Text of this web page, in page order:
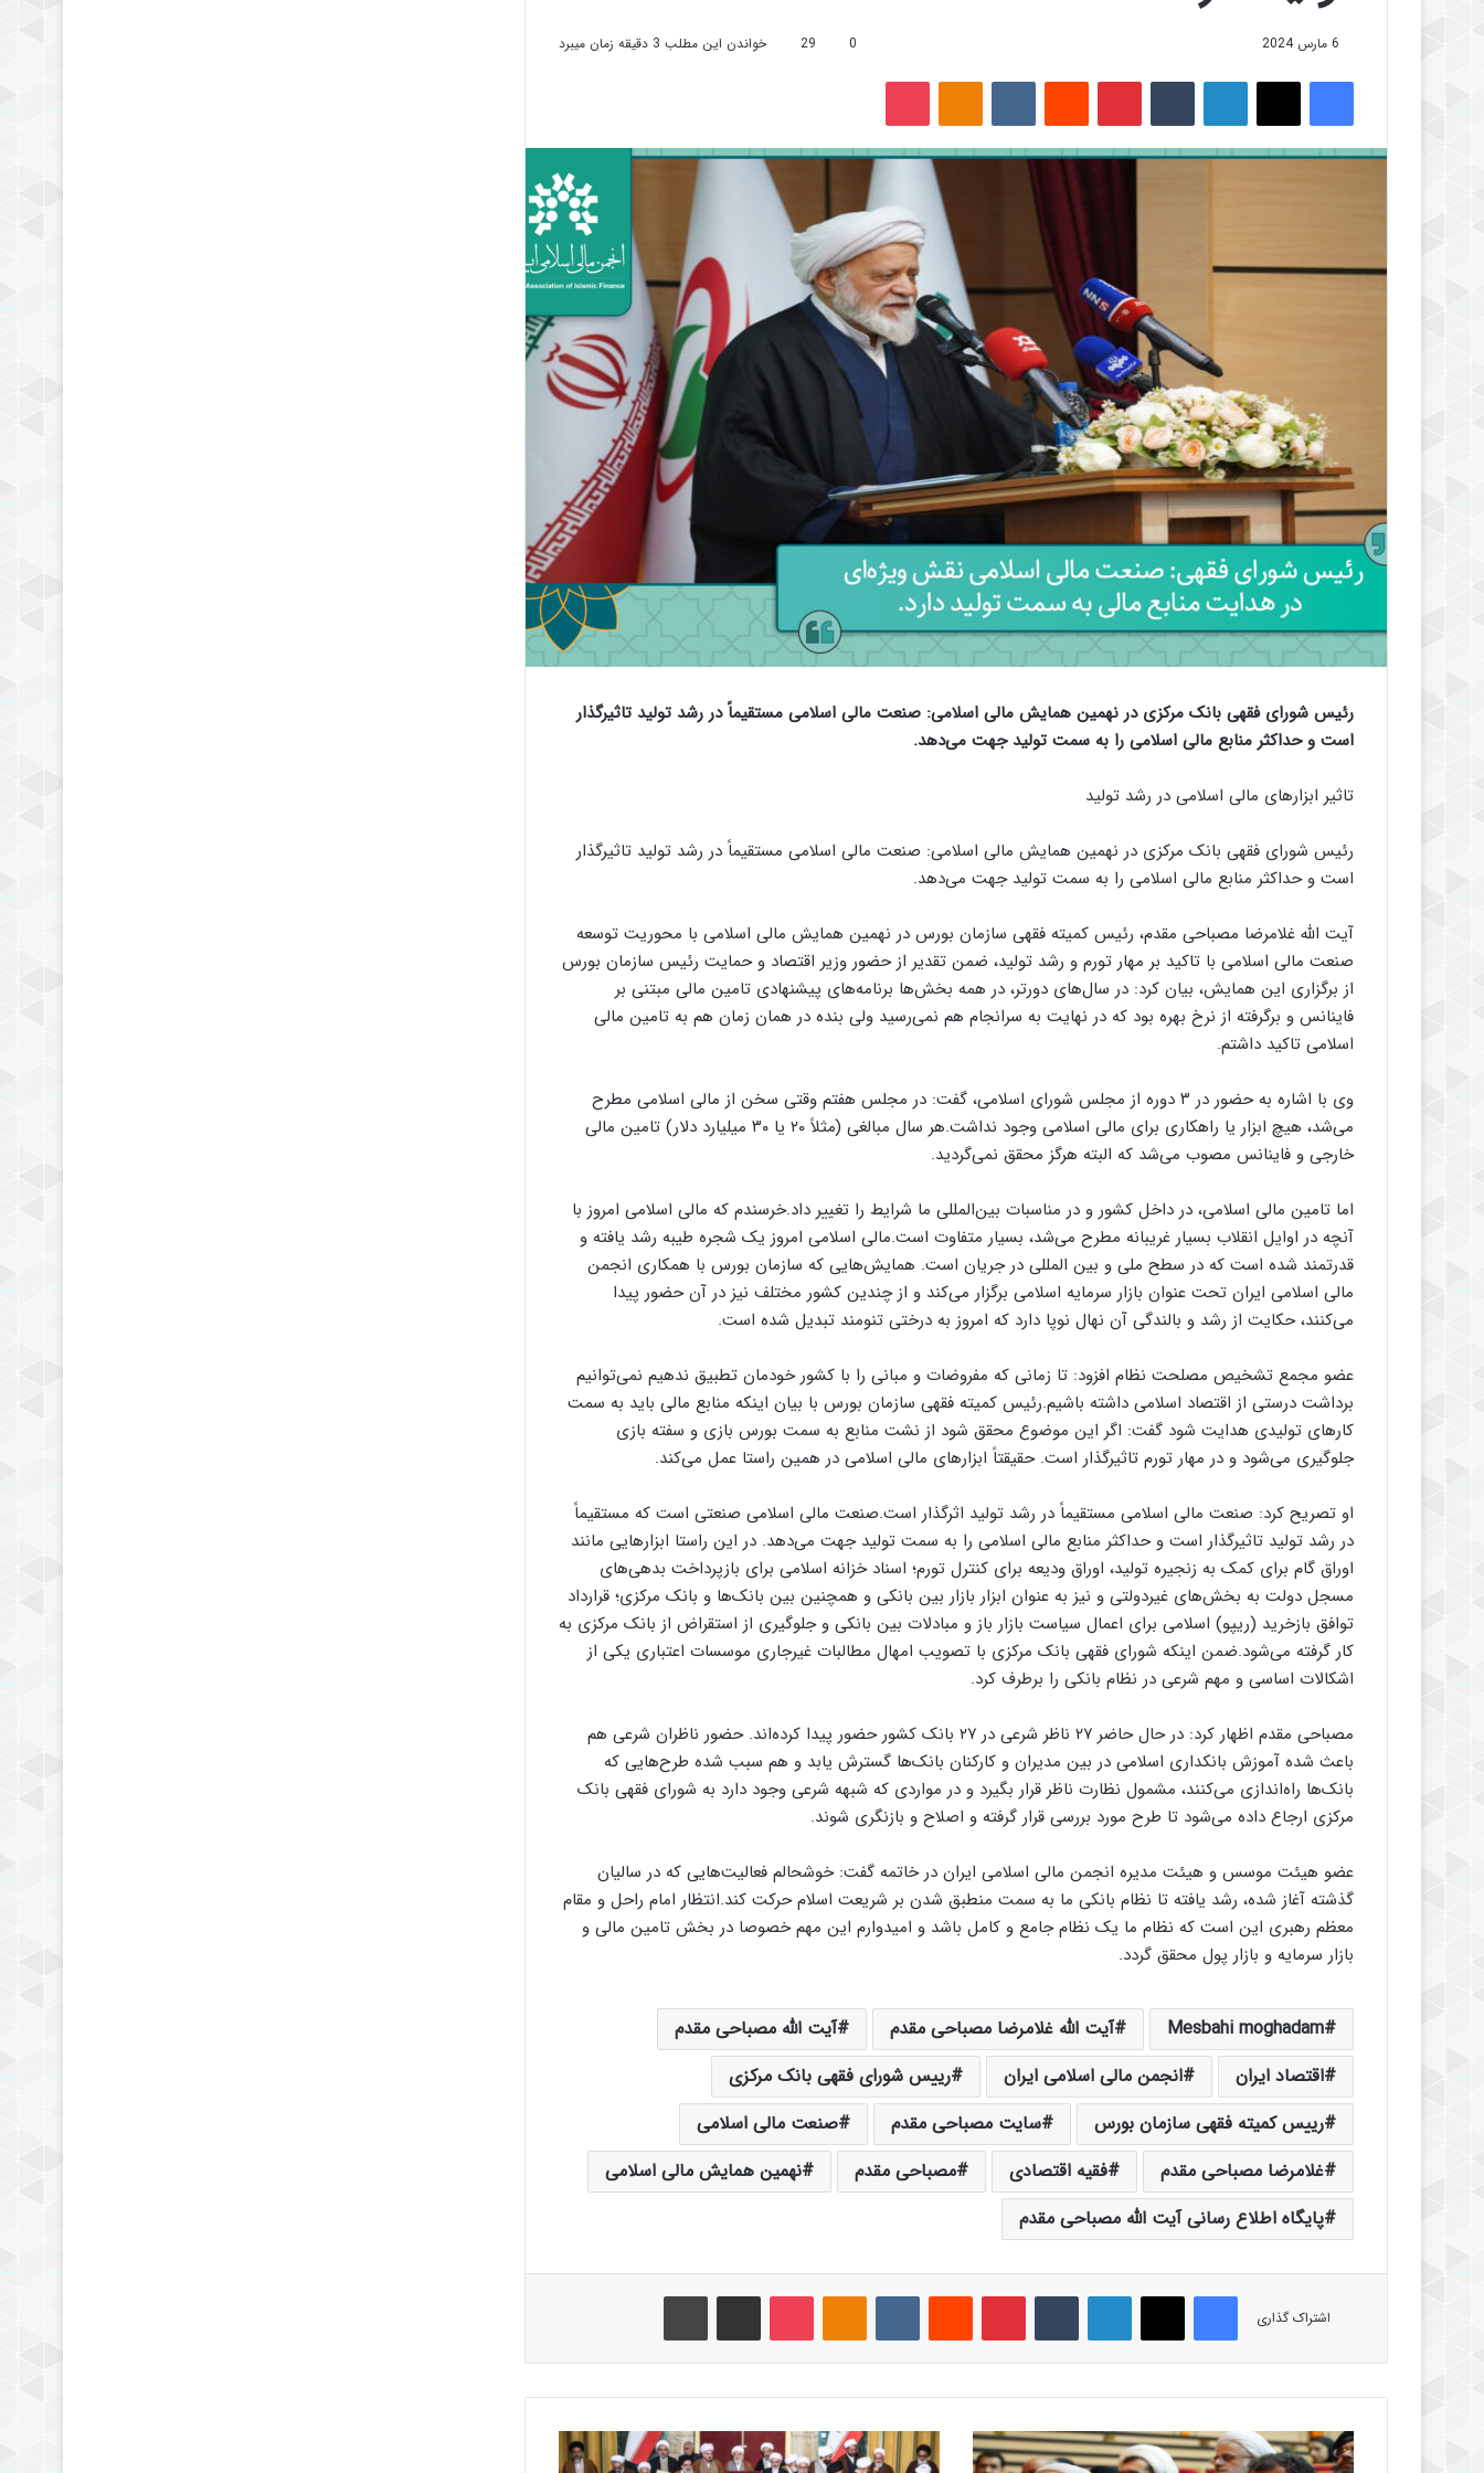
6 مارس 2024 0
29 خواندن این مطلب 3 دقیقه زمان میبرد
فیس بوک لینکدین ‫پین‌ترست ‫رددیت
رئیس شورای فقهی بانک مرکزی در نهمین همایش مالی اسلامی: صنعت مالی اسلامی مستقیماً در رشد تولید تاثیرگذار
است و حداکثر منابع مالی اسلامی را به سمت تولید جهت می‌دهد.
تاثیر ابزارهای مالی اسلامی در رشد تولید
رئیس شورای فقهی بانک مرکزی در نهمین همایش مالی اسلامی: صنعت مالی اسلامی مستقیماً در رشد تولید تاثیرگذار
است و حداکثر منابع مالی اسلامی را به سمت تولید جهت می‌دهد.
آیت الله غلامرضا مصباحی مقدم، رئیس کمیته فقهی سازمان بورس در نهمین همایش مالی اسلامی با محوریت توسعه
صنعت مالی اسلامی با تاکید بر مهار تورم و رشد تولید، ضمن تقدیر از حضور وزیر اقتصاد و حمایت رئیس سازمان بورس
از برگزاری این همایش، بیان کرد: در سال‌های دورتر، در همه بخش‌ها برنامه‌های پیشنهادی تامین مالی مبتنی بر
فاینانس و برگرفته از نرخ بهره بود که در نهایت به سرانجام هم نمی‌رسید ولی بنده در همان زمان هم به تامین مالی
اسلامی تاکید داشتم.
وی با اشاره به حضور در ٣ دوره از مجلس شورای اسلامی، گفت: در مجلس هفتم وقتی سخن از مالی اسلامی مطرح
می‌شد، هیچ ابزار یا راهکاری برای مالی اسلامی وجود نداشت.هر سال مبالغی (مثلاً ۲۰ یا ۳۰ میلیارد دلار) تامین مالی
خارجی و فاینانس مصوب می‌شد که البته هرگز محقق نمی‌گردید.
اما تامین مالی اسلامی، در داخل کشور و در مناسبات بین‌المللی ما شرایط را تغییر داد.خرسندم که مالی اسلامی امروز با
آنچه در اوایل انقلاب بسیار غریبانه مطرح می‌شد، بسیار متفاوت است.مالی اسلامی امروز یک شجره طیبه رشد یافته و
قدرتمند شده است که در سطح ملی و بین المللی در جریان است. همایش‌هایی که سازمان بورس با همکاری انجمن
مالی اسلامی ایران تحت عنوان بازار سرمایه اسلامی برگزار می‌کند و از چندین کشور مختلف نیز در آن حضور پیدا
می‌کنند، حکایت از رشد و بالندگی آن نهال نوپا دارد که امروز به درختی تنومند تبدیل شده است.
عضو مجمع تشخیص مصلحت نظام افزود: تا زمانی که مفروضات و مبانی را با کشور خودمان تطبیق ندهیم نمی‌توانیم
برداشت درستی از اقتصاد اسلامی داشته باشیم.رئیس کمیته فقهی سازمان بورس با بیان اینکه منابع مالی باید به سمت
کارهای تولیدی هدایت شود گفت: اگر این موضوع محقق شود از نشت منابع به سمت بورس بازی و سفته بازی
جلوگیری می‌شود و در مهار تورم تاثیرگذار است. حقیقتاً ابزارهای مالی اسلامی در همین راستا عمل می‌کند.
او تصریح کرد: صنعت مالی اسلامی مستقیماً در رشد تولید اثرگذار است.صنعت مالی اسلامی صنعتی است که مستقیماً
در رشد تولید تاثیرگذار است و حداکثر منابع مالی اسلامی را به سمت تولید جهت می‌دهد. در این راستا ابزارهایی مانند
اوراق گام برای کمک به زنجیره تولید، اوراق ودیعه برای کنترل تورم؛ اسناد خزانه اسلامی برای بازپرداخت بدهی‌های
مسجل دولت به بخش‌های غیردولتی و نیز به عنوان ابزار بازار بین بانکی و همچنین بین بانک‌ها و بانک مرکزی؛ قرارداد
توافق بازخرید (ریپو) اسلامی برای اعمال سیاست بازار باز و مبادلات بین بانکی و جلوگیری از استقراض از بانک مرکزی به
کار گرفته می‌شود.ضمن اینکه شورای فقهی بانک مرکزی با تصویب امهال مطالبات غیرجاری موسسات اعتباری یکی از
اشکالات اساسی و مهم شرعی در نظام بانکی را برطرف کرد.
مصباحی مقدم اظهار کرد: در حال حاضر ۲۷ ناظر شرعی در ۲۷ بانک کشور حضور پیدا کرده‌اند. حضور ناظران شرعی هم
باعث شده آموزش بانکداری اسلامی در بین مدیران و کارکنان بانک‌ها گسترش یابد و هم سبب شده طرح‌هایی که
بانک‌ها راه‌اندازی می‌کنند، مشمول نظارت ناظر قرار بگیرد و در مواردی که شبهه شرعی وجود دارد به شورای فقهی بانک
مرکزی ارجاع داده می‌شود تا طرح مورد بررسی قرار گرفته و اصلاح و بازنگری شوند.
عضو هیئت موسس و هیئت مدیره انجمن مالی اسلامی ایران در خاتمه گفت: خوشحالم فعالیت‌هایی که در سالیان
گذشته آغاز شده، رشد یافته تا نظام بانکی ما به سمت منطبق شدن بر شریعت اسلام حرکت کند.انتظار امام راحل و مقام
معظم رهبری این است که نظام ما یک نظام جامع و کامل باشد و امیدوارم این مهم خصوصا در بخش تامین مالی و
بازار سرمایه و بازار پول محقق گردد.
Mesbahi moghadam آیت الله غلامرضا مصباحی مقدم
آیت الله مصباحی مقدم
اقتصاد ایران
انجمن مالی اسلامی ایران
رییس شورای فقهی بانک مرکزی
رییس کمیته فقهی سازمان بورس
سایت مصباحی مقدم
صنعت مالی اسلامی
غلامرضا مصباحی مقدم
فقیه اقتصادی مصباحی مقدم
نهمین همایش مالی اسلامی
پایگاه اطلاع رسانی آیت الله مصباحی مقدم
اشتراک گذاری
فیس بوک لینکدین ‫پین‌ترست ‫رددیت پاکت اشتراک گذاری از طریق ایمیل
ن
ه
س
ی